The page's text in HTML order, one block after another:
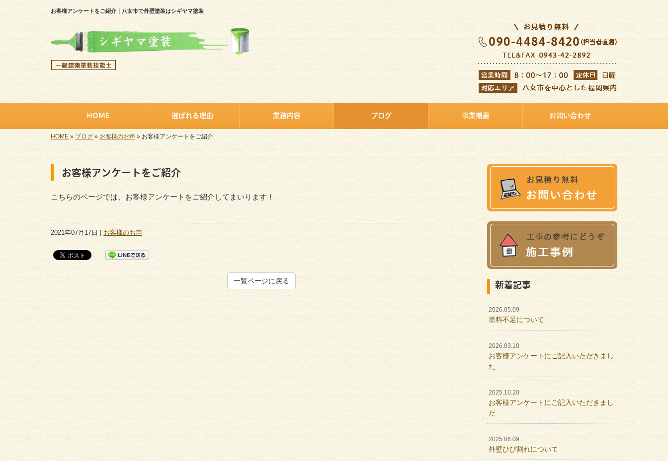
お客様アンケートをご紹介｜八女市で外壁塗装はシギヤマ塗装
HOME 選ばれる理由 業務内容 ブログ 事業概要 お問い合わせ
HOME » ブログ » お客様のお声 » お客様アンケートをご紹介
お客様アンケートをご紹介
こちらのページでは、お客様アンケートをご紹介してまいります！
2021年07月17日 | お客様のお声
一覧ページに戻る 新着記事
2026.05.09
塗料不足について
2026.03.10
お客様アンケートにご記入いただきまし
た
2025.10.20
お客様アンケートにご記入いただきまし
た
2025.06.09
外壁ひび割れについて